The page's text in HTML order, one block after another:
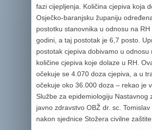
fazi cijepljenja. Količina cjepiva koja
Osječko-baranjsku županiju
postotku stanovnika u odnosu na RH
godini, a taj postotak je 6,7 posto.
postotak cjepiva dobivamo u odnosu
količine cjepiva koje dolaze u RH.
očekuje se 4.070 doza cjepiva, a u
očekuje oko 36.000 doza – rekao je
Službe za epidemiologiju Nastavnog
javno zdravstvo OBŽ dr. sc. Tomislav
nakon sjednice Stožera civilne zaštite